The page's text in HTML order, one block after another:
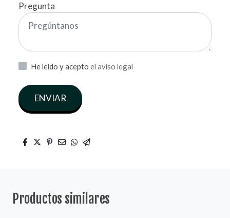
Pregunta
He leído y acepto el aviso legal
ENVIAR
Productos similares